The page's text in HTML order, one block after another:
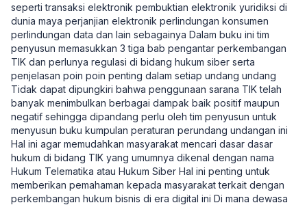
seperti transaksi elektronik pembuktian elektronik yuridiksi di
dunia maya perjanjian elektronik perlindungan konsumen
perlindungan data dan lain sebagainya Dalam buku ini tim
penyusun memasukkan 3 tiga bab pengantar perkembangan
TIK dan perlunya regulasi di bidang hukum siber serta
penjelasan poin poin penting dalam setiap undang undang
Tidak dapat dipungkiri bahwa penggunaan sarana TIK telah
banyak menimbulkan berbagai dampak baik positif maupun
negatif sehingga dipandang perlu oleh tim penyusun untuk
menyusun buku kumpulan peraturan perundang undangan ini
Hal ini agar memudahkan masyarakat mencari dasar dasar
hukum di bidang TIK yang umumnya dikenal dengan nama
Hukum Telematika atau Hukum Siber Hal ini penting untuk
memberikan pemahaman kepada masyarakat terkait dengan
perkembangan hukum bisnis di era digital ini Di mana dewasa